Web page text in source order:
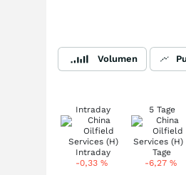
Volumen
Intraday
-0,33%
5 Tage
-6,27 %